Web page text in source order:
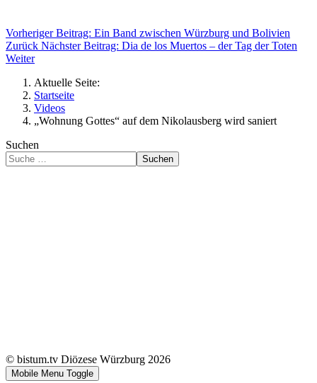
Vorheriger Beitrag: Ein Band zwischen Würzburg und Bolivien
Zurück Nächster Beitrag: Dia de los Muertos – der Tag der Toten
Weiter
Aktuelle Seite:
Startseite
Videos
„Wohnung Gottes“ auf dem Nikolausberg wird saniert
Suchen
Suchen
© bistum.tv Diözese Würzburg 2026
Mobile Menu Toggle